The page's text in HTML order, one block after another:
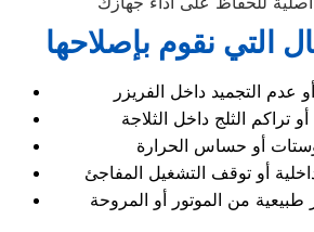
التي نقوم بإصلاحها